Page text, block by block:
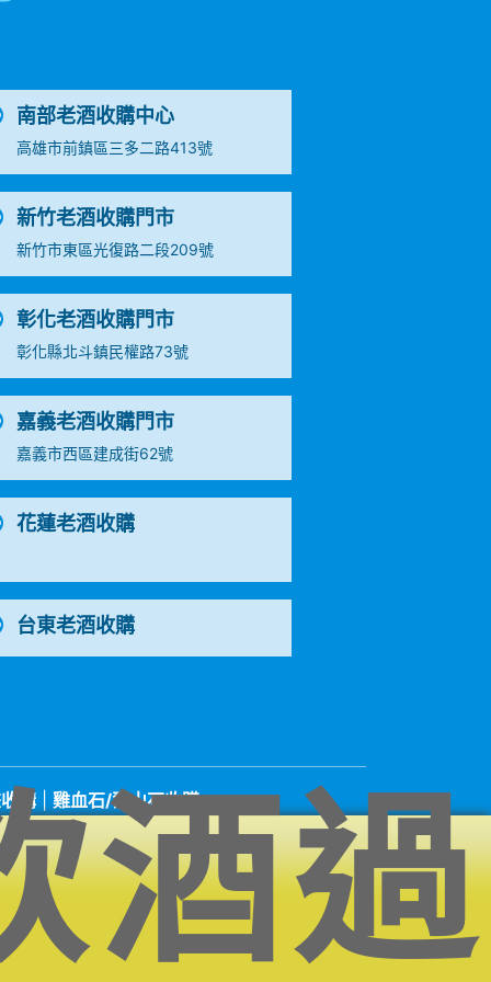
南部老酒收購中心
高雄市前鎮區三多二路413號
新竹老酒收購門市
新竹市東區光復路二段209號
彰化老酒收購門市
彰化縣北斗鎮民權路73號
嘉義老酒收購門市
嘉義市西區建成街62號
花蓮老酒收購
台東老酒收購
購 雞血石/壽山石收購
收購中心 酒過